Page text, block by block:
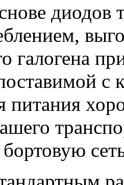
диодов
галогена
питания